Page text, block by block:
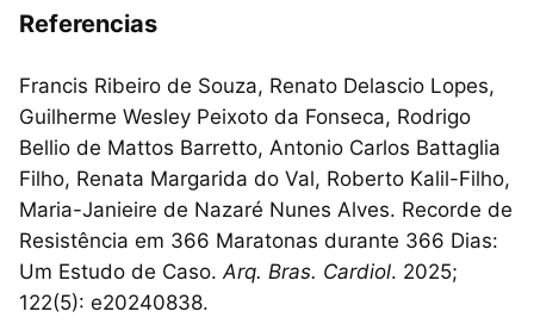
Referencias
Francis Ribeiro de Souza, Renato Delascio Lopes,
Guilherme Wesley Peixoto da Fonseca, Rodrigo
Bellio de Mattos Barretto, Antonio Carlos Battaglia
Filho, Renata Margarida do Val, Roberto Kalil-Filho,
Maria-Janieire de Nazaré Nunes Alves. Recorde de
Resistência em 366 Maratonas durante 366 Dias:
Um Estudo de Caso. Arq. Bras. Cardiol. 2025;
122(5): e20240838.